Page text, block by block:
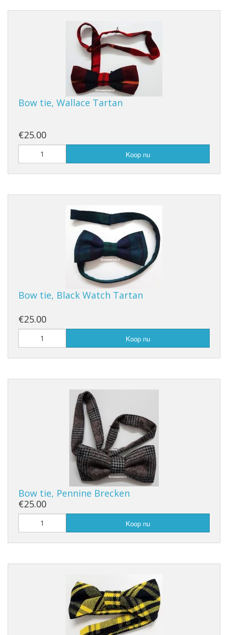
Bow tie, Wallace Tartan
€25.00
Koop nu
Bow tie, Black Watch Tartan
€25.00
Koop nu
Bow tie, Pennine Brecken
€25.00
Koop nu